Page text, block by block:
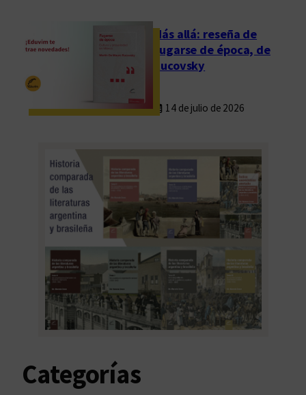
i
Más allá: reseña de
Fugarse de época, de
Rucovsky
14 de julio de 2026
Categorías